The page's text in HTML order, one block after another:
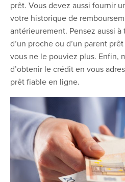
prêt. Vous devez aussi fournir
votre historique de
antérieurement. Pensez aussi
d’un proche ou d’un parent
vous ne le pouviez plus. Enfin,
d’obtenir le crédit en vous
prêt fiable en ligne.